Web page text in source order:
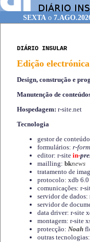
SEXTA o
DIÁRIO INSULAR
Edição electrónica
Design, construção e
Manutenção de
Hospedagem: r-site.net
Tecnologia
gestor de
formulários: r-
editor: r-site in-
mailling: bknews
tratamento de
protocolo: xdb
comunicações: r-
servidor de dados:
servidor de
data driver: r-site
montagem: r-site
protecção: Noah
outras